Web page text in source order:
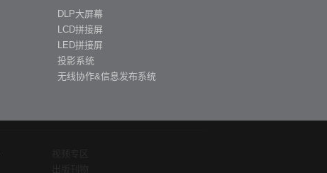
DLP大屏幕
LCD拼接屏
LED拼接屏
投影系统
无线协作&信息发布系统